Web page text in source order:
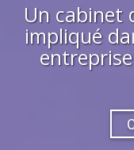
Un cabinet
impliqué